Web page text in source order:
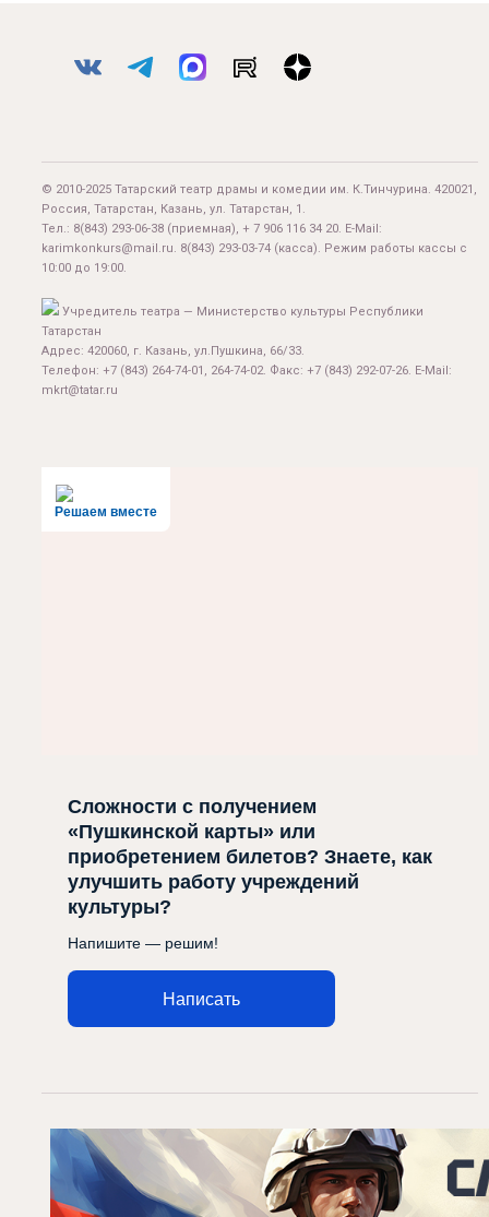
© 2010-2025 Татарский театр драмы и комедии им. К.Тинчурина. 420021,
Россия, Татарстан, Казань, ул. Татарстан, 1.
Тел.: 8(843) 293-06-38 (приемная), + 7 906 116 34 20. E-Mail:
karimkonkurs@mail.ru. 8(843) 293-03-74 (касса). Режим работы кассы с
10:00 до 19:00.
Учредитель театра — Министерство культуры Республики
Татарстан
Адрес: 420060, г. Казань, ул.Пушкина, 66/33.
Телефон: +7 (843) 264-74-01, 264-74-02. Факс: +7 (843) 292-07-26. E-Mail:
mkrt@tatar.ru
Решаем вместе
Сложности с получением
«Пушкинской карты» или
приобретением билетов? Знаете, как
улучшить работу учреждений
культуры?
Напишите — решим!
Написать